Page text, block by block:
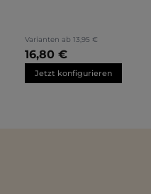
Varianten ab 13,95 €
16,80 €
Jetzt konfigurieren